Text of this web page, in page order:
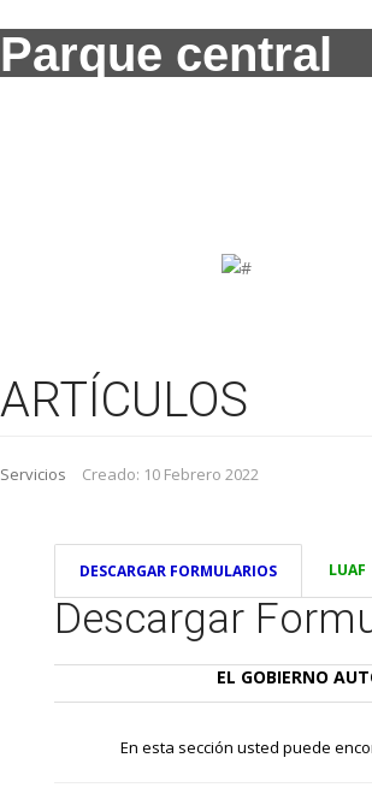
Parque central
ARTÍCULOS
Servicios Creado: 10 Febrero 2022
DESCARGAR FORMULARIOS LUAF
Descargar
EL GOBIERNO
En esta sección usted puede